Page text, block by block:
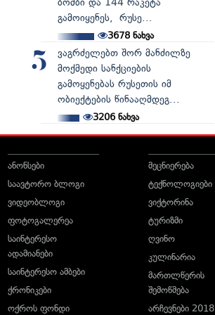
გამოიყენეს, რუსე...
3678ნახვა
5
ვაგრძელებთ შორ მანძილზე
მოქმედი სანქციების
გამოყენებას რუსეთის იმ
ობიექტების წინააღმდეგ...
3206ნახვა
ანონსები
საავტორო ბლოგი
ვიდეობლოგი
ფოტოგალერეა
საინტერესო
ადამიანები
საინტერესო ამბები
ქრონიკები
ოქროს ფონდი
მეცნიერება
ტექნოლოგიები
ვიქტორინა
ტურიზმი
ღვინო
კულინარია
მართლწერის
შემოწმება
არჩევნები 2018